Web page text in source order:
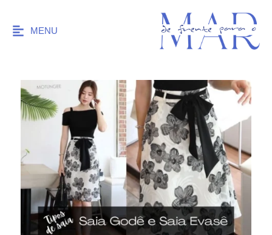
MENU